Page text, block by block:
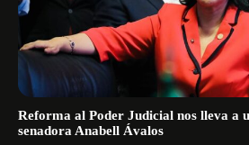
Reforma al Poder Judicial nos lleva a
senadora Anabell Ávalos